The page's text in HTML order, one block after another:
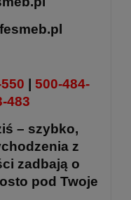
| 500-484-
483
– szybko,
z
zadbają o
pod Twoje